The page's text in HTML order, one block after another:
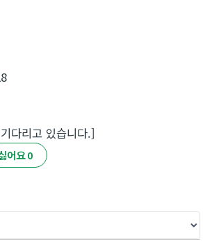
다리고 있습니다.]
어요0